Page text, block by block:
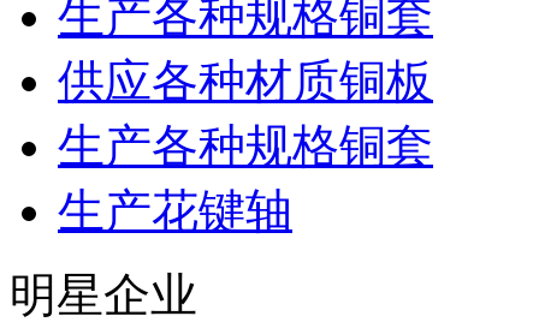
生产各种规格铜套
供应各种材质铜板
生产各种规格铜套
生产花键轴
明星企业